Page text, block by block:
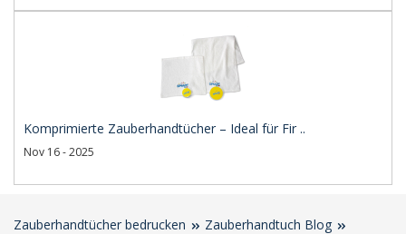
Komprimierte Zauberhandtücher – Ideal für Fir ..
Nov 16 - 2025
Zauberhandtücher bedrucken
Zauberhandtuch Blog